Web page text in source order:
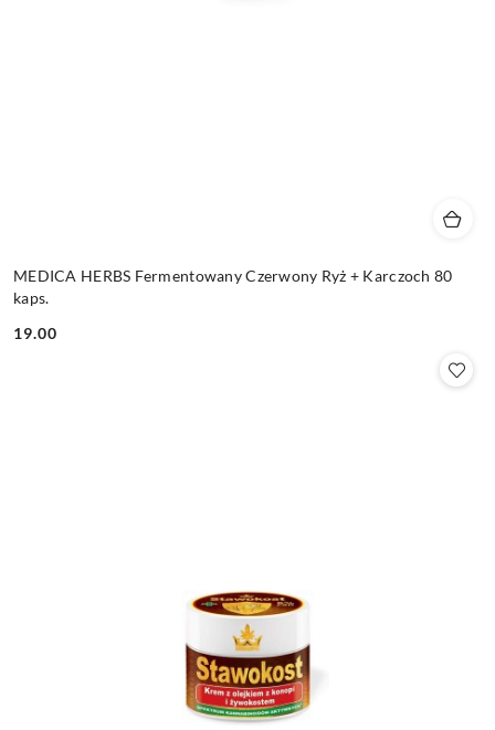
MEDICA HERBS Fermentowany Czerwony Ryż + Karczoch 80
kaps.
Cena:
19.00